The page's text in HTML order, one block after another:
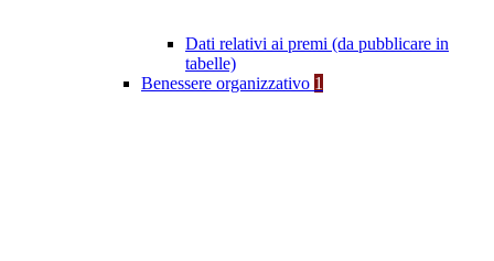
Dati relativi ai premi (da pubblicare in
tabelle)
Benessere organizzativo 1